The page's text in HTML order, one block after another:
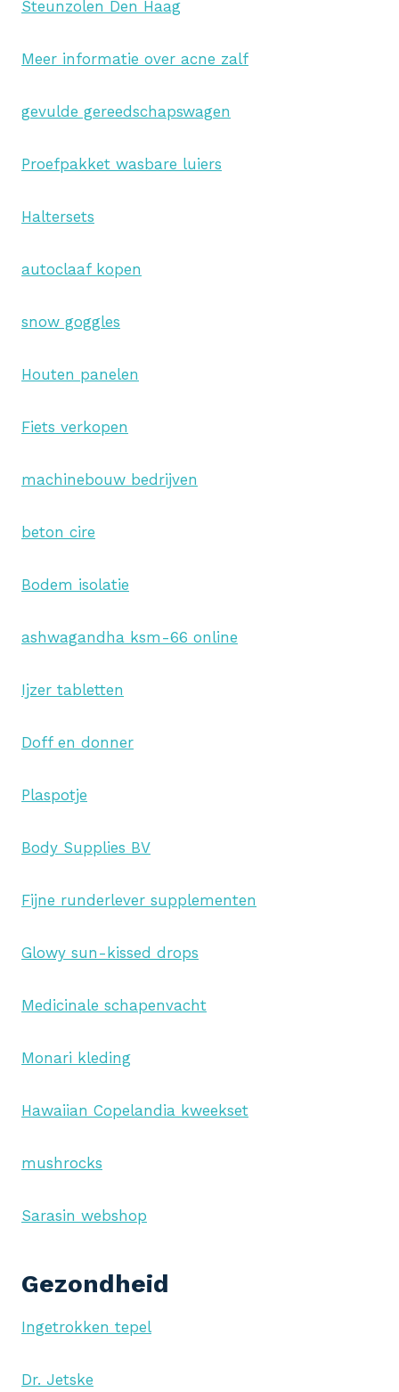
Steunzolen Den Haag
Meer informatie over acne zalf
gevulde gereedschapswagen
Proefpakket wasbare luiers
Haltersets
autoclaaf kopen
snow goggles
Houten panelen
Fiets verkopen
machinebouw bedrijven
beton cire
Bodem isolatie
ashwagandha ksm-66 online
Ijzer tabletten
Doff en donner
Plaspotje
Body Supplies BV
Fijne runderlever supplementen
Glowy sun-kissed drops
Medicinale schapenvacht
Monari kleding
Hawaiian Copelandia kweekset
mushrocks
Sarasin webshop
Gezondheid
Ingetrokken tepel
Dr. Jetske